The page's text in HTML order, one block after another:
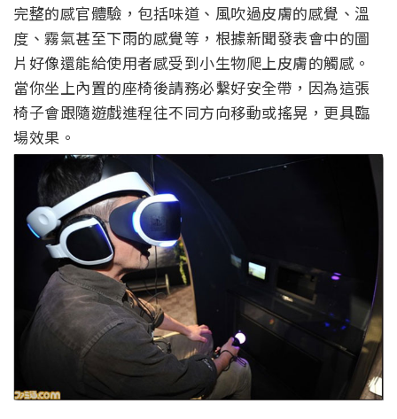
完整的感官體驗，包括味道、風吹過皮膚的感覺、溫
度、霧氣甚至下雨的感覺等，根據新聞發表會中的圖
片好像還能給使用者感受到小生物爬上皮膚的觸感。
當你坐上內置的座椅後請務必繫好安全帶，因為這張
椅子會跟隨遊戲進程往不同方向移動或搖晃，更具臨
場效果。